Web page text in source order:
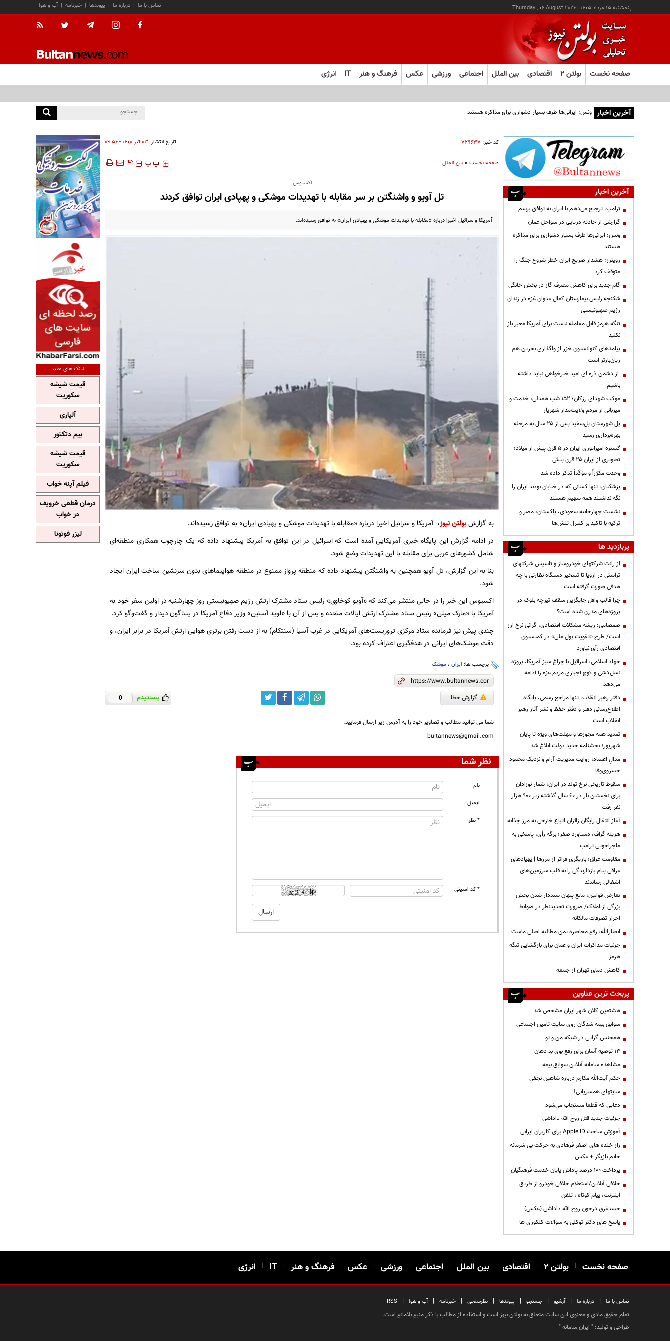
پنجشنبه ۱۵ مرداد ۱۴۰۵ |
Thursday , 06 August 2026 آب و هوا | خبرنامه | پیوندها | درباره ما | تماس با ما
صفحه نخست بولتن ۲ اقتصادی بین الملل اجتماعی ورزشی عکس فرهنگ و هنر IT انرژی
آخرین اخبار ونس: ایرانی‌ها طرف بسیار دشواری برای مذاکره هستند
کد خبر: ۷۲۹۶۳۷ تاریخ انتشار: ۰۳ تير ۱۴۰۰ - ۰۹:۵۶
صفحه نخست»بین الملل ‍‍‍ پ پ
اکسیوس:
تل آویو و واشنگتن بر سر مقابله با تهدیدات موشکی و پهپادی ایران توافق کردند
آمریکا و سرائیل اخیرا درباره «مقابله با تهدیدات موشکی و پهپادی ایران» به توافق رسیده‌اند.
به گزارشبولتن نیوز، آمریکا و سرائیل اخیرا درباره «مقابله با تهدیدات موشکی و پهپادی ایران» به توافق رسیده‌اند.
در ادامه گزارش این پایگاه خبری آمریکایی آمده است که اسرائیل در این توافق به آمریکا پیشنهاد داده که یک چارچوب همکاری منطقه‌ای
شامل کشورهای عربی برای مقابله با این تهدیدات وضع شود.
بنا به این گزارش، تل آویو همچنین به واشنگتن پیشنهاد داده که منطقه پرواز ممنوع در منطقه هواپیماهای بدون سرنشین ساخت ایران ایجاد
شود.
اکسیوس این خبر را در حالی منتشر می‌کند که «آویو کوخاوی» رئیس ستاد مشترک ارتش رژیم صهیونیستی روز چهارشنبه در اولین سفر خود به
آمریکا با «مارک میلی» رئیس ستاد مشترک ارتش ایالات متحده و پس از آن با «لوید آستین» وزیر دفاع آمریکا در پنتاگون دیدار و گفت‌وگو کرد.
چندی پیش نیز فرمانده ستاد مرکزی تروریست‌های آمریکایی در غرب آسیا (سنتکام) به از دست رفتن برتری هوایی ارتش آمریکا در برابر ایران، و
دقت موشک‌های ایرانی در هدفگیری اعتراف کرده بود.
برچسب ها: ایران، موشک
گزارش خطا پسندیدم 0
شما می توانید مطالب و تصاویر خود را به آدرس زیر ارسال فرمایید.
bultannews@gmail.com
نظر شما
نام
ایمیل
* نظر
* کد امنیتی
آخرین اخبار
ترامپ: ترجیح می‌دهم با ایران به توافق برسم
گزارشی از حادثه دریایی در سواحل عمان
ونس: ایرانی‌ها طرف بسیار دشواری برای مذاکره
هستند
رویترز: هشدار صریح ایران خطر شروع جنگ را
متوقف کرد
گام جدید برای کاهش مصرف گاز در بخش خانگی
شکنجه رئیس بیمارستان کمال عدوان غزه در زندان
رژیم صهیونیستی
تنگه هرمز قابل معامله نیست برای آمریکا معبر باز
نکنید
پیامدهای کنوانسیون خزر از واگذاری بحرین هم
زیان‌بارتر است
از دشمن ذره ای امید خیرخواهی نباید داشته
باشیم
موکب شهدای رزکان؛ ۱۵۲ شب همدلی، خدمت و
میزبانی از مردم ولایت‌مدار شهریار
پل شهرستان پل‌سفید پس از ۲۵ سال به مرحله
بهره‌برداری رسید
گستره امپراتوری ایران در ۵ قرن پیش از میلاد؛
تصویری از ایران ۲۵ قرن پیش
وحدت مکرّراً و مؤکّداً تذکر داده شد
پزشکیان: تنها کسانی که در خیابان بودند ایران را
نگه نداشتند همه سهیم هستند
نشست چهارجانبه سعودی، پاکستان، مصر و
ترکیه با تاکید بر کنترل تنش‌ها
پربازدید ها
از رانت‌ شرکتهای خودروساز و تاسیس شرکتهای
تراستی در اروپا تا تسخیر دستگاه نظارتی با چه
هدفی صورت گرفته است
چرا قالب وافل جایگزین سقف تیرچه بلوک در
پروژه‌های مدرن شده است؟
صمصامی: ریشه مشکلات اقتصادی، گرانی نرخ ارز
است/ طرح «تقویت پول ملی» در کمیسیون
اقتصادی رأی نیاورد
جهاد اسلامی: اسرائیل با چراغ سبز آمریکا، پروژه
نسل‌کشی و کوچ اجباری مردم غزه را ادامه
می‌دهد
دفتر رهبر انقلاب: تنها مراجع رسمی، پایگاه
اطلاع‌رسانی دفتر و دفتر حفظ و نشر آثار رهبر
انقلاب است
تمدید همه مجوزها و مهلت‌های ویژه تا پایان
شهریور؛ بخشنامه جدید دولت ابلاغ شد
مدالِ اعتماد؛ روایت مدیریت آرام و نزدیک محمود
خسروی‌وفا
سقوط تاریخی نرخ تولد در ایران؛ شمار نوزادان
برای نخستین بار در ۶۰ سال گذشته زیر ۹۰۰ هزار
نفر رفت
آغاز انتقال رایگان زائران اتباع خارجی به مرز چذابه
هزینه گزاف، دستاورد صفر؛ برگه رأی، پاسخی به
ماجراجویی ترامپ
مقاومت عراق؛ بازیگری فراتر از مرزها | پهپادهای
عراقی پیام بازدارندگی را به قلب سرزمین‌های
اشغالی رساندند
تعارض قوانین؛ مانع پنهان سنددار شدن بخش
بزرگی از املاک/ ضرورت تجدیدنظر در ضوابط
احراز تصرفات مالکانه
انصارالله: رفع محاصره یمن مطالبه اصلی ماست
جزئیات مذاکرات ایران و عمان برای بازگشایی تنگه
هرمز
کاهش دمای تهران از جمعه
پربحث ترین عناوین
هشتمین کلان شهر ایران مشخص شد
سوابق بیمه شدگان روی سایت تامین اجتماعی
همجنس گرایی در شبکه من و تو
13 توصیه آسان برای رفع بوی بد دهان
مشاهده سامانه آنلاين سوابق بیمه
حكم آيت‌الله مكارم درباره شاهين نجفي
سایتهای همسریابی!
دعايي كه قطعا مستجاب مي‌شود
جزئیات جدید قتل روح الله داداشی
آموزش ساخت Apple ID برای کاربران ایرانی
راز خنده های اصغر فرهادی به حرکت بی شرمانه
خانم بازیگر + عکس
پرداخت ۱۰۰ درصد پاداش پایان خدمت فرهنگیان
خلافی آنلاین/استعلام خلافی خودرو از طریق
اینترنت، پیام کوتاه ، تلفن
جسدغرق درخون روح الله داداشی (عکس)
پاسخ های دکتر توکلی به سوالات کنکوری ها
لینک های مفید
قیمت شیشه
سکوریت
آلپاری
بیم دتکتور
قیمت شیشه
سکوریت
فیلم آپنه خواب
درمان قطعی خروپف
در خواب
لیزر فوتونا
صفحه نخست | بولتن ۲ | اقتصادی | بین الملل | اجتماعی | ورزشی | عکس | فرهنگ و هنر |
IT
| انرژی
تماس با ما | درباره ما | آرشیو | جستجو | پیوندها | نظرسنجی | خبرنامه | آب و هوا |
RSS
تمام حقوق مادی و معنوی این سایت متعلق به بولتن نیوز است و استفاده از مطالب با ذکر منبع بلامانع است.
طراحی و تولید: " ایران سامانه"